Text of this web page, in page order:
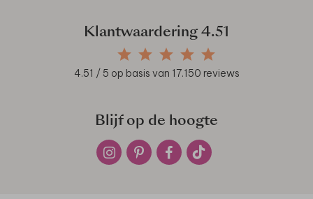
Klantwaardering 4.51
4.51 / 5 op basis van 17.150 reviews
Blijf op de hoogte